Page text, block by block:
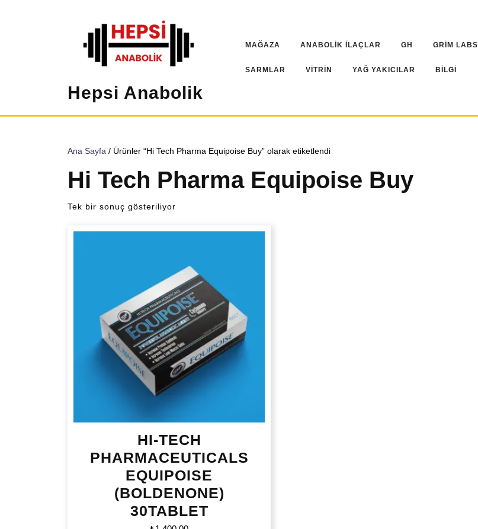
Hepsi Anabolik
MAĞAZA ANABOLİK İLAÇLAR GH GRİM LABS
SARMLAR VİTRİN YAĞ YAKICILAR BİLGİ
Ana Sayfa / Ürünler “Hi Tech Pharma Equipoise Buy” olarak etiketlendi
Hi Tech Pharma Equipoise Buy
Tek bir sonuç gösteriliyor
HI-TECH
PHARMACEUTICALS
EQUIPOISE
(BOLDENONE)
30TABLET